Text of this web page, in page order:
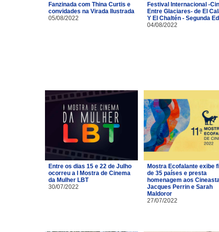
Fanzinada com Thina Curtis e
convidades na Virada Ilustrada
05/08/2022
Festival Internacional -
Entre Glaciares- de El
Y El Chaltén - Segunda
04/08/2022
Entre os dias 15 e 22 de Julho
ocorreu a I Mostra de Cinema
da Mulher LBT
30/07/2022
Mostra Ecofalante exibe
de 35 países e presta
homenagem aos
Jacques Perrin e Sarah
Maldoror
27/07/2022